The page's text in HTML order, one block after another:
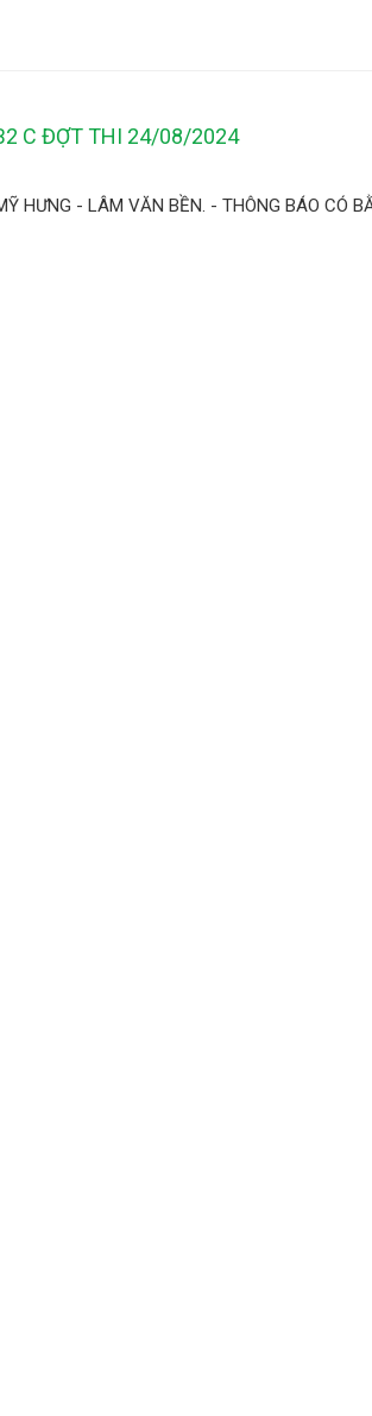
C ĐỢT THI 24/08/2024
HƯNG - LÂM VĂN BỀN. - THÔNG BÁO CÓ